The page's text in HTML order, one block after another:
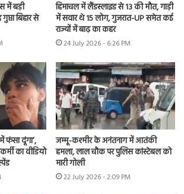
में बड़ी
बिहार से
हिमाचल में लैंडस्लाइड से 13 की मौत, गाड़ी
में सवार थे 15 लोग, गुजरात-UP समेत कई
राज्यों में बाढ़ का कहर
24 July 2026 - 6:26 PM
फंसा दूंगा’,
का वीडियो
जम्मू-कश्मीर के अनंतनाग में आतंकी
हमला, लाल चौक पर पुलिस कांस्टेबल को
मारी गोली
22 July 2026 - 2:09 PM